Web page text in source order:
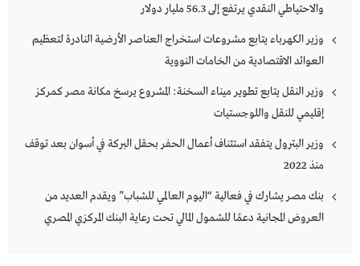
والاحتياطي النقدي يرتفع إلى 56.3 مليار دولار
وزير الكهرباء يتابع مشروعات استخراج العناصر الأرضية النادرة لتعظيم
العوائد الاقتصادية من الخامات النووية
وزير النقل يتابع تطوير ميناء السخنة: المشروع يرسخ مكانة مصر كمركز
إقليمي للنقل واللوجستيات
وزير البترول يتفقد استئناف أعمال الحفر بحقل البركة في أسوان بعد توقف
منذ 2022
بنك مصر يشارك في فعالية “اليوم العالمي للشباب” ويقدم العديد من
العروض المجانية دعمًا للشمول المالي تحت رعاية البنك المركزي المصري